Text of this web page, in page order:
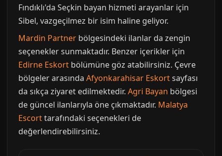
Fındıklı'da Seçkin bayan hizmeti arayanlar için
Sibel, vazgeçilmez bir isim haline geliyor.
Mardin Partner bölgesindeki ilanlar da zengin
seçenekler sunmaktadır. Benzer içerikler için
Edirne Eskort bölümüne göz atabilirsiniz. Çevre
bölgeler arasında Afyonkarahisar Eskortsayfası
da sıkça ziyaret edilmektedir. Agri Bayan bölgesi
de güncel ilanlarıyla öne çıkmaktadır. Malatya
Escorttarafındaki seçenekleri de
değerlendirebilirsiniz.